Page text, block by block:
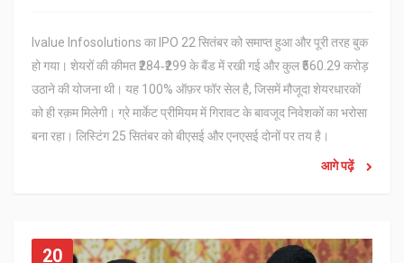
Ivalue Infosolutions का IPO 22 सितंबर को समाप्त हुआ और पूरी तरह बुक
हो गया। शेयरों की कीमत ₹284‑₹299 के बैंड में रखी गई और कुल ₹560.29 करोड़
उठाने की योजना थी। यह 100% ऑफ़र फॉर सेल है, जिसमें मौजूदा शेयरधारकों
को ही रक़म मिलेगी। ग्रे मार्केट प्रीमियम में गिरावट के बावजूद निवेशकों का भरोसा
बना रहा। लिस्टिंग 25 सितंबर को बीएसई और एनएसई दोनों पर तय है।
आगे पढ़ें
20